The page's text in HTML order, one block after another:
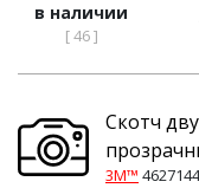
в наличии
[ 46 ]
Скотч
3M™